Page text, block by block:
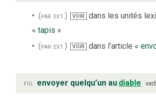
(par ext.) VOIR
dans les unités
« tapis »
(par ext.)
VOIR dans l’article «
fig. envoyer quelqu’un au diable